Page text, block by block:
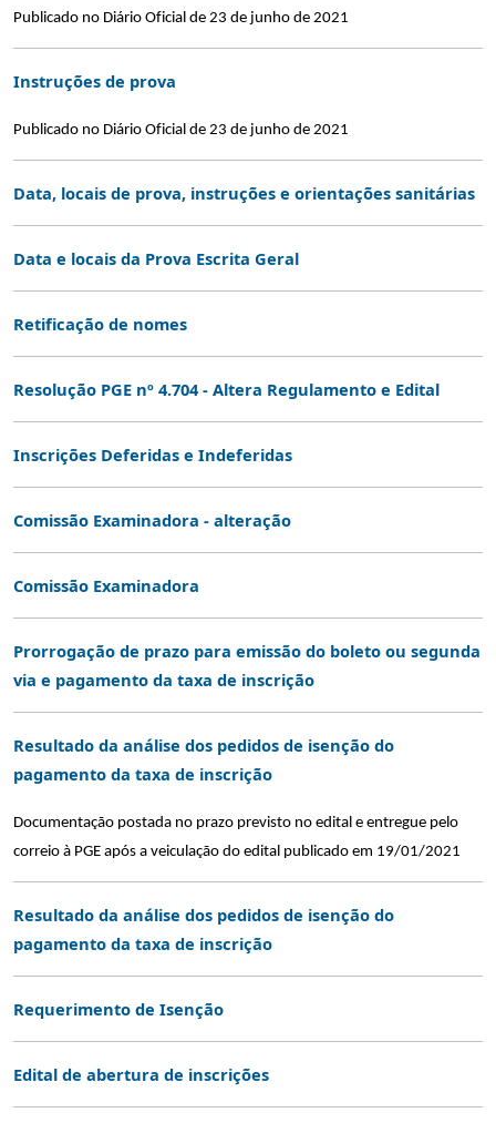
Publicado no Diário Oficial de 23 de junho de 2021
Instruções de prova
Publicado no Diário Oficial de 23 de junho de 2021
Data, locais de prova, instruções e orientações sanitárias
Data e locais da Prova Escrita Geral
Retificação de nomes
Resolução PGE nº 4.704 - Altera Regulamento e Edital
Inscrições Deferidas e Indeferidas
Comissão Examinadora - alteração
Comissão Examinadora
Prorrogação de prazo para emissão do boleto ou segunda
via e pagamento da taxa de inscrição
Resultado da análise dos pedidos de isenção do
pagamento da taxa de inscrição
Documentação postada no prazo previsto no edital e entregue pelo
correio à PGE após a veiculação do edital publicado em 19/01/2021
Resultado da análise dos pedidos de isenção do
pagamento da taxa de inscrição
Requerimento de Isenção
Edital de abertura de inscrições